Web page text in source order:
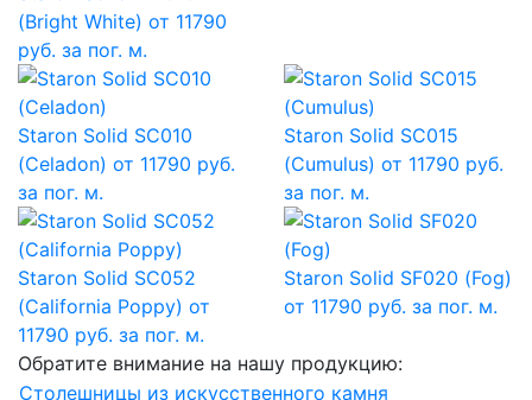
(Bright White) от 11790
руб. за пог. м.
Staron Solid SC010
(Celadon) от 11790 руб.
за пог. м.
Staron Solid SC015
(Cumulus) от 11790 руб.
за пог. м.
Staron Solid SC052
(California Poppy) от
11790 руб. за пог. м.
Staron Solid SF020 (Fog)
от 11790 руб. за пог. м.
Обратите внимание на нашу продукцию:
Столешницы из искусственного камня